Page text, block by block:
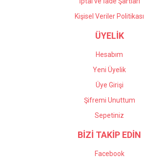
Kişisel Veriler Politikası
ÜYELİK
Hesabım
Yeni Üyelik
Üye Girişi
Şifremi Unuttum
Sepetiniz
BİZİ TAKİP EDİN
Facebook